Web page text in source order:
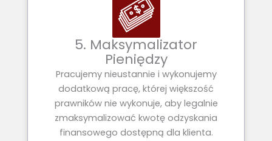
5. Maksymalizator
Pieniędzy
Pracujemy nieustannie i wykonujemy
dodatkową pracę, której większość
prawników nie wykonuje, aby legalnie
zmaksymalizować kwotę odzyskania
finansowego dostępną dla klienta.